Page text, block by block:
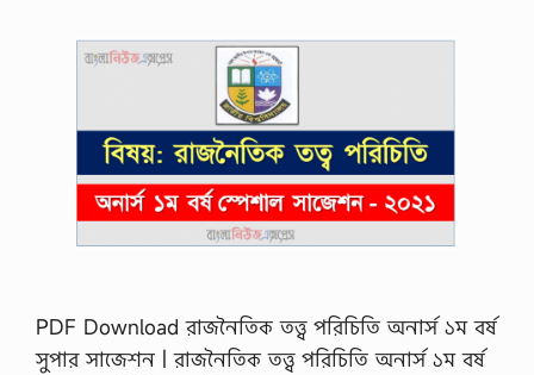
PDF Download রাজনৈতিক তত্ত্ব পরিচিতি অনার্স ১ম বর্ষ
সুপার সাজেশন | রাজনৈতিক তত্ত্ব পরিচিতি অনার্স ১ম বর্ষ